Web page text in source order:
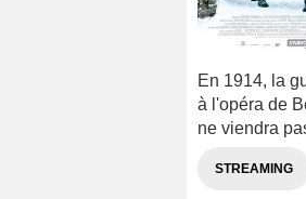
En 1914, la
à l'opéra de
ne viendra
STREAMING